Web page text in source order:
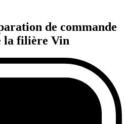
de commande
la filière Vin